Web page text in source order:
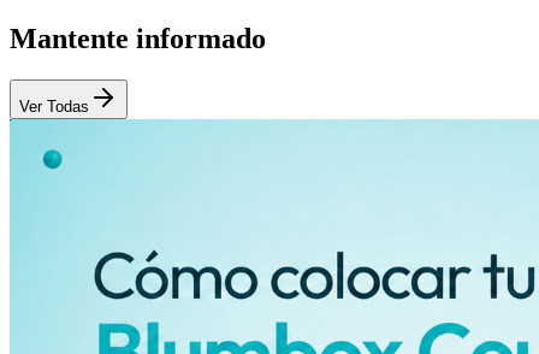
Mantente informado
Ver Todas